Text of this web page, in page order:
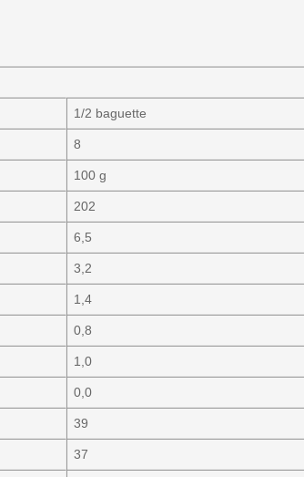
1/2 baguette
8
100 g
202
6,5
3,2
1,4
0,8
1,0
0,0
39
37